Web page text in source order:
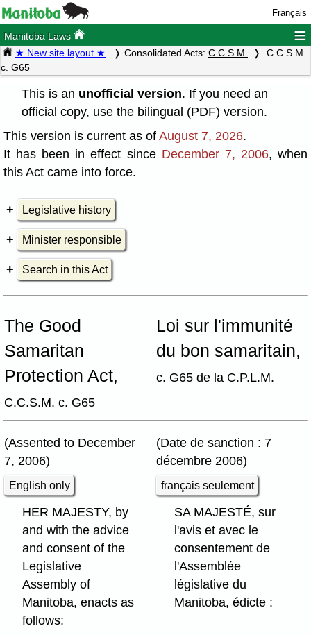
Français
Manitoba Laws ≡
★ New site layout ★ Consolidated Acts: C.C.S.M.
C.C.S.M.
c. G65
This is an unofficial version. If you need an
official copy, use the bilingual (PDF) version.
This version is current as of August 7, 2026.
It has been in effect since December 7, 2006, when
this Act came into force.
Legislative history
Minister responsible
Search in this Act
The Good
Samaritan
Protection Act,
C.C.S.M. c. G65
Loi sur l'immunité
du bon samaritain,
c. G65 de la C.P.L.M.
(Assented to December
7, 2006)
(Date de sanction : 7
décembre 2006)
English only français seulement
HER MAJESTY, by
and with the advice
and consent of the
Legislative
Assembly of
Manitoba, enacts as
follows:
SA MAJESTÉ, sur
l'avis et avec le
consentement de
l'Assemblée
législative du
Manitoba, édicte :